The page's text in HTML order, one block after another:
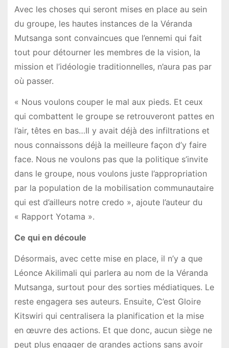
Avec les choses qui seront mises en place au sein
du groupe, les hautes instances de la Véranda
Mutsanga sont convaincues que l’ennemi qui fait
tout pour détourner les membres de la vision, la
mission et l’idéologie traditionnelles, n’aura pas par
où passer.
« Nous voulons couper le mal aux pieds. Et ceux
qui combattent le groupe se retrouveront pattes en
l’air, têtes en bas…Il y avait déjà des infiltrations et
nous connaissons déjà la meilleure façon d’y faire
face. Nous ne voulons pas que la politique s’invite
dans le groupe, nous voulons juste l’appropriation
par la population de la mobilisation communautaire
qui est d’ailleurs notre credo », ajoute l’auteur du
« Rapport Yotama ».
Ce qui en découle
Désormais, avec cette mise en place, il n’y a que
Léonce Akilimali qui parlera au nom de la Véranda
Mutsanga, surtout pour des sorties médiatiques. Le
reste engagera ses auteurs. Ensuite, C’est Gloire
Kitswiri qui centralisera la planification et la mise
en œuvre des actions. Et que donc, aucun siège ne
peut plus engager de grandes actions sans avoir